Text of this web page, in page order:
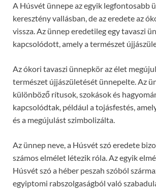
A Húsvét ünnepe az egyik legfontosabb
keresztény vallásban, de az eredete az
vissza. Az ünnep eredetileg egy tavaszi
kapcsolódott, amely a természet
Az ókori tavaszi ünnepkör az élet
természet újjászületését ünnepelte. Az
különböző rítusok, szokások és
kapcsolódtak, például a tojásfestés,
és a megújulást szimbolizálta.
Az ünnep neve, a Húsvét szó eredete
számos elmélet létezik róla. Az egyik
Húsvét szó a héber peszah szóból
egyiptomi rabszolgaságból való